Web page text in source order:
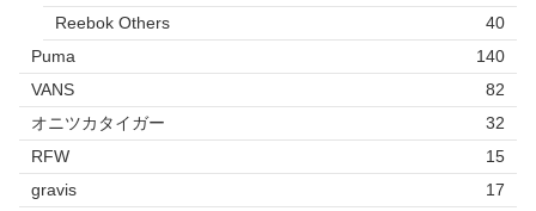
Reebok Others
40
Puma
140
VANS
82
オニツカタイガー
32
RFW
15
gravis
17